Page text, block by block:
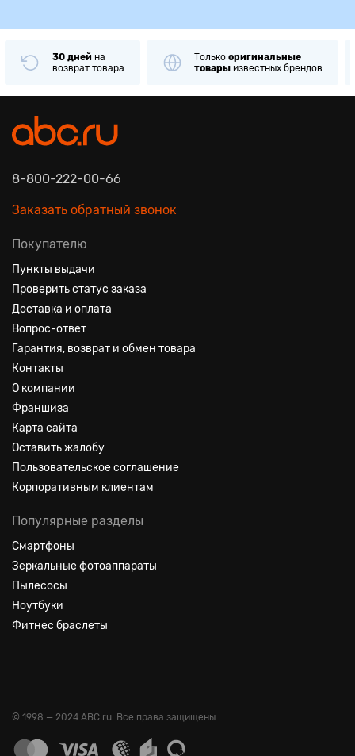
30 дней на
возврат товара
Только оригинальные
товары известных брендов
8-800-222-00-66
Заказать обратный звонок
Покупателю
Пункты выдачи
Проверить статус заказа
Доставка и оплата
Вопрос-ответ
Гарантия, возврат и обмен товара
Контакты
О компании
Франшиза
Карта сайта
Оставить жалобу
Пользовательское соглашение
Корпоративным клиентам
Популярные разделы
Смартфоны
Зеркальные фотоаппараты
Пылесосы
Ноутбуки
Фитнес браслеты
© 1998 — 2024 ABC.ru. Все права защищены